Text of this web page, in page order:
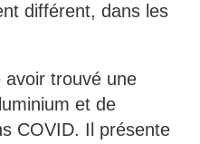
différent, dans les
avoir trouvé une
et de
COVID. Il présente